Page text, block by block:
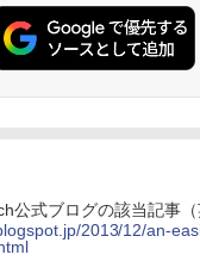
公式ブログの該当記事（
2013/12/an-